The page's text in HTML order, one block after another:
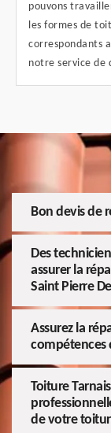
pouvons
les formes de
correspondants
notre service de
Bon devis de
Des
assurer la
Saint Pierre
Assurez la
compétences
Toiture
de votre